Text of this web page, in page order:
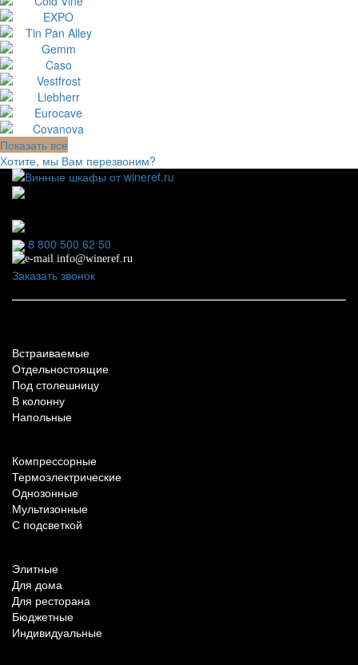
Показать все
Хотите, мы Вам перезвоним?
8 800 500 62 50
info@wineref.ru
Заказать звонок
Встраиваемые
Отдельностоящие
Под столешницу
В колонну
Напольные
Компрессорные
Термоэлектрические
Однозонные
Мультизонные
С подсветкой
Элитные
Для дома
Для ресторана
Бюджетные
Индивидуальные